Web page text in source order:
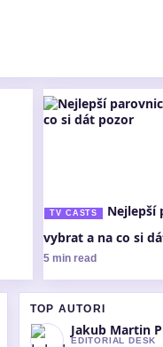
TV CASTS
Nejlepší
vybrat a na co si
5 min read
TOP AUTORI
Jakub Martin
EDITORIAL DESK